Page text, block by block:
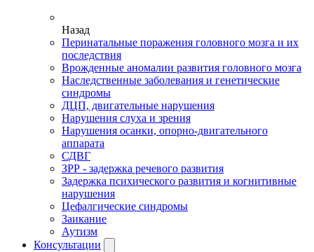
Назад
Перинатальные поражения головного мозга и их
последствия
Врожденные аномалии развития головного мозга
Наследственные заболевания и генетические
синдромы
ДЦП, двигательные нарушения
Нарушения слуха и зрения
Нарушения осанки, опорно-двигательного
аппарата
СДВГ
ЗРР - задержка речевого развития
Задержка психического развития и когнитивные
нарушения
Цефалгические синдромы
Заикание
Аутизм
Консультации